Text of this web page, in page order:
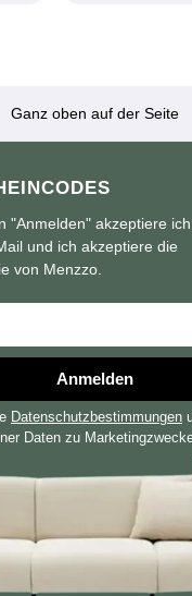
Ganz oben auf der Seite
"Anmelden" akzeptiere
und ich akzeptiere die
von Menzzo.
Newsletter an:
Anmelden
Datenschutzbestimmungen
Daten zu